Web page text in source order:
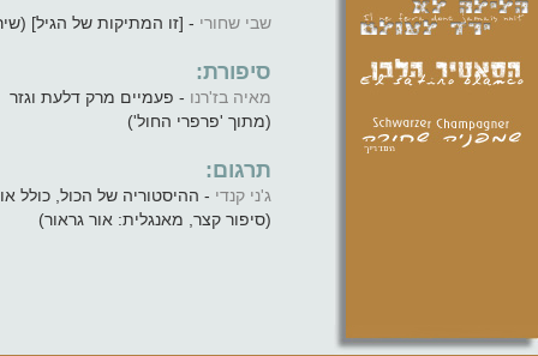
שבי שחורי - [זו המתיקות של הגיל]
סיפורת:
מאיה בז'רנו - פעמיים מרק דלעת וגזר
(מתוך 'פרפרי החול')
תרגום:
ג'ני קנדי - ההיסטוריה של הכול, כולל
(סיפור קצר, מאנגלית: אור גראור)